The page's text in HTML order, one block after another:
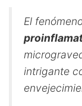
El
intrigante